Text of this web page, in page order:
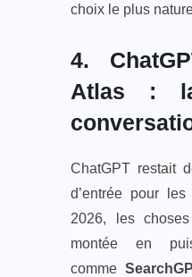
choix le plus
4.
Atlas :
ChatGPT restait
d’entrée pour
2026, les
montée en
comme